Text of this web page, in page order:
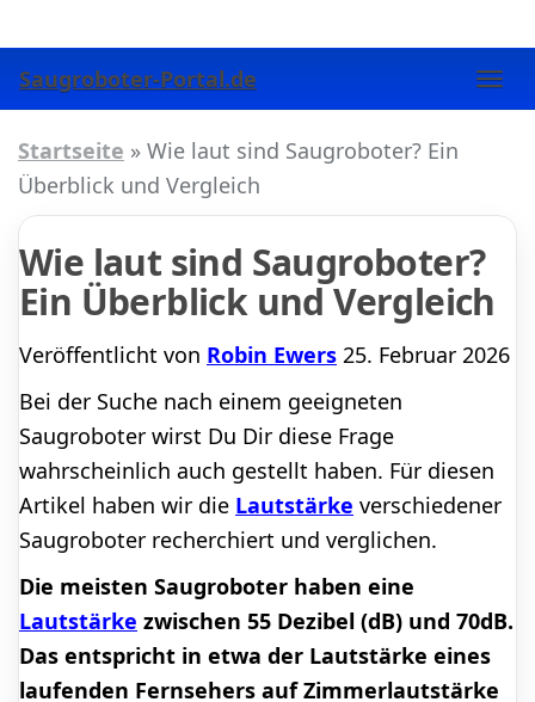
to
main
content
Saugroboter-Portal.de
Startseite » Wie laut sind Saugroboter? Ein
Überblick und Vergleich
Wie laut sind Saugroboter?
Ein Überblick und Vergleich
Veröffentlicht von Robin Ewers 25. Februar 2026
Bei der Suche nach einem geeigneten
Saugroboter wirst Du Dir diese Frage
wahrscheinlich auch gestellt haben. Für diesen
Artikel haben wir die Lautstärke verschiedener
Saugroboter recherchiert und verglichen.
Die meisten Saugroboter haben eine
Lautstärke zwischen 55 Dezibel (dB) und 70dB.
Das entspricht in etwa der Lautstärke eines
laufenden Fernsehers auf Zimmerlautstärke